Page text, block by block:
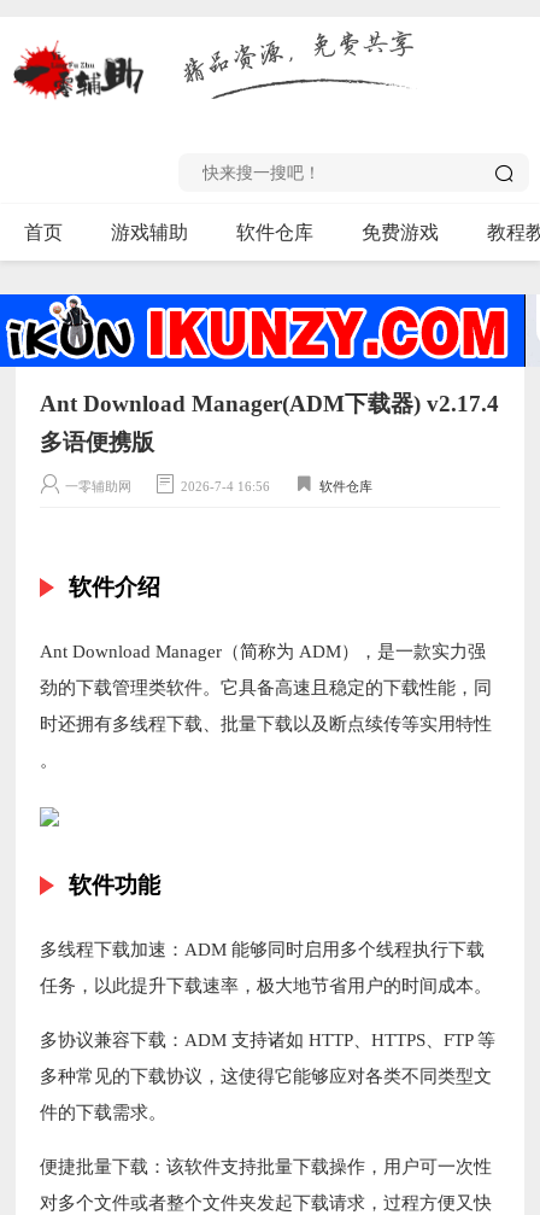
首页 游戏辅助 软件仓库 免费游戏 教程
Ant Download Manager(ADM下载器) v2.17.4
多语便携版
一零辅助网 2026-7-4 16:56 软件仓库
软件介绍
Ant Download Manager（简称为 ADM），是一款实力强
劲的下载管理类软件。它具备高速且稳定的下载性能，同
时还拥有多线程下载、批量下载以及断点续传等实用特性
。
软件功能
多线程下载加速：ADM 能够同时启用多个线程执行下载
任务，以此提升下载速率，极大地节省用户的时间成本。
多协议兼容下载：ADM 支持诸如 HTTP、HTTPS、FTP 等
多种常见的下载协议，这使得它能够应对各类不同类型文
件的下载需求。
便捷批量下载：该软件支持批量下载操作，用户可一次性
对多个文件或者整个文件夹发起下载请求，过程方便又快